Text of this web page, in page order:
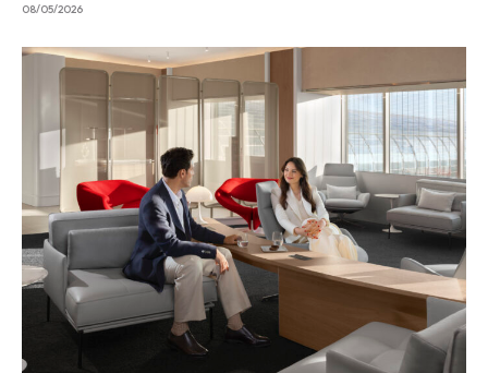
08/05/2026